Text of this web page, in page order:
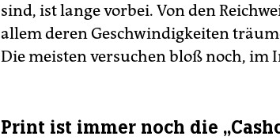
sind, ist lange vorbei. Von den
allem deren Geschwindigkeiten
Die meisten versuchen bloß noch,
Print ist immer noch die